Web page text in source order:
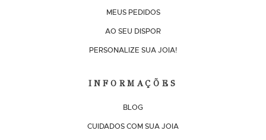
MEUS PEDIDOS
AO SEU DISPOR
PERSONALIZE SUA JOIA!
INFORMAÇÕES
BLOG
CUIDADOS COM SUA JOIA